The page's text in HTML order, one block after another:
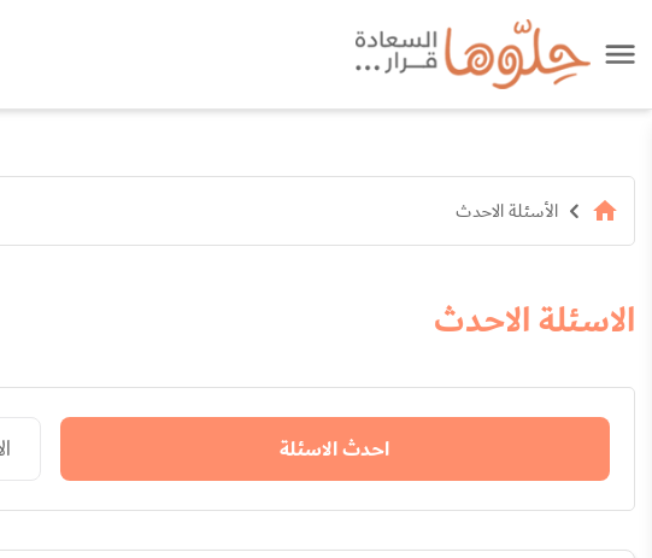
الأسئلة الاحدث
الاسئلة الاحدث
احدث الاسئلة